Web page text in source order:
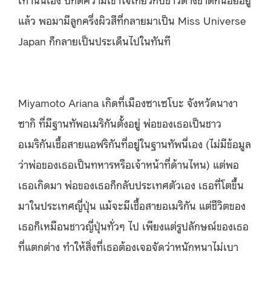
แล้ว พอมามีลูกครึ่งผิวสีที่กลายมาเป็น Miss Universe
Japan ก็กลายเป็นประเด็นไปในทันที
Miyamoto Ariana เกิดที่เมืองซาเซโบะ จังหวัดนางา
ซากิ ที่มีฐานทัพอเมริกันตั้งอยู่ พ่อของเธอเป็นชาว
อเมริกันเชื้อสายแอฟริกันที่อยู่ในฐานทัพนี่เอง (ไม่มีข้อมูล
ว่าพ่อของเธอเป็นทหารหรือเจ้าหน้าที่ด้านไหน) แต่พอ
เธอเกิดมา พ่อของเธอก็กลับประเทศตัวเอง เธอที่โตขึ้น
มาในประเทศญี่ปุ่น แม้จะมีเชื้อสายอเมริกัน แต่ชีวิตของ
เธอก็เหมือนชาวญี่ปุ่นทั่วๆ ไป เพียงแต่รูปลักษณ์ของเธอ
ที่แตกต่าง ทำให้สิ่งที่เธอต้องเจอจัดว่าหนักหนาไม่เบา